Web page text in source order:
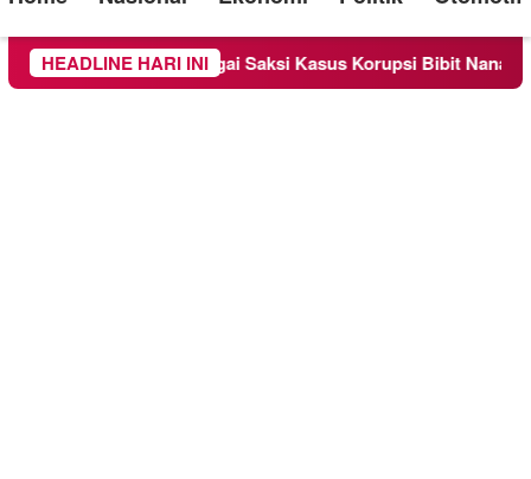
HEADLINE HARI INI
Diperiksa Sebagai Saksi Kasus Korupsi Bibit Nanas Sulsel